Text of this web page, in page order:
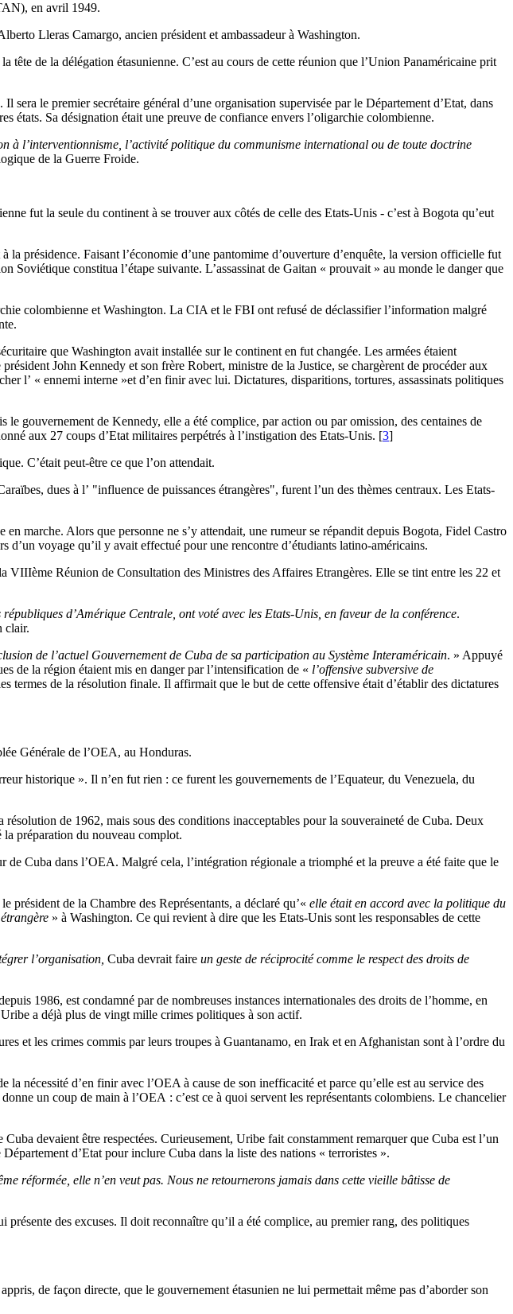
en avril 1949.
Lleras Camargo, ancien président et ambassadeur à Washington.
de la délégation étasunienne. C’est au cours de cette réunion que l’Union Panaméricaine prit
le premier secrétaire général d’une organisation supervisée par le Département d’Etat, dans
états. Sa désignation était une preuve de confiance envers l’oligarchie colombienne.
à l’interventionnisme, l’activité politique du communisme international ou de toute doctrine
de la Guerre Froide.
fut la seule du continent à se trouver aux côtés de celle des Etats-Unis - c’est à Bogota qu’eut
présidence. Faisant l’économie d’une pantomime d’ouverture d’enquête, la version officielle fut
Soviétique constitua l’étape suivante. L’assassinat de Gaitan « prouvait » au monde le danger que
colombienne et Washington. La CIA et le FBI ont refusé de déclassifier l’information malgré
que Washington avait installée sur le continent en fut changée. Les armées étaient
John Kennedy et son frère Robert, ministre de la Justice, se chargèrent de procéder aux
l’ « ennemi interne »et d’en finir avec lui. Dictatures, disparitions, tortures, assassinats politiques
gouvernement de Kennedy, elle a été complice, par action ou par omission, des centaines de
aux 27 coups d’Etat militaires perpétrés à l’instigation des Etats-Unis. [3]
C’était peut-être ce que l’on attendait.
dues à l’ "influence de puissances étrangères", furent l’un des thèmes centraux. Les Etats-
marche. Alors que personne ne s’y attendait, une rumeur se répandit depuis Bogota, Fidel Castro
voyage qu’il y avait effectué pour une rencontre d’étudiants latino-américains.
Réunion de Consultation des Ministres des Affaires Etrangères. Elle se tint entre les 22 et
d’Amérique Centrale, ont voté avec les Etats-Unis, en faveur de la conférence.
clair.
de l’actuel Gouvernement de Cuba de sa participation au Système Interaméricain. » Appuyé
de la région étaient mis en danger par l’intensification de « l’offensive subversive de
termes de la résolution finale. Il affirmait que le but de cette offensive était d’établir des dictatures
Générale de l’OEA, au Honduras.
historique ». Il n’en fut rien : ce furent les gouvernements de l’Equateur, du Venezuela, du
de 1962, mais sous des conditions inacceptables pour la souveraineté de Cuba. Deux
préparation du nouveau complot.
Cuba dans l’OEA. Malgré cela, l’intégration régionale a triomphé et la preuve a été faite que le
président de la Chambre des Représentants, a déclaré qu’« elle était en accord avec la politique du
» à Washington. Ce qui revient à dire que les Etats-Unis sont les responsables de cette
l’organisation, Cuba devrait faire un geste de réciprocité comme le respect des droits de
1986, est condamné par de nombreuses instances internationales des droits de l’homme, en
a déjà plus de vingt mille crimes politiques à son actif.
et les crimes commis par leurs troupes à Guantanamo, en Irak et en Afghanistan sont à l’ordre du
nécessité d’en finir avec l’OEA à cause de son inefficacité et parce qu’elle est au service des
un coup de main à l’OEA : c’est ce à quoi servent les représentants colombiens. Le chancelier
Cuba devaient être respectées. Curieusement, Uribe fait constamment remarquer que Cuba est l’un
d’Etat pour inclure Cuba dans la liste des nations « terroristes ».
réformée, elle n’en veut pas. Nous ne retournerons jamais dans cette vieille bâtisse de
des excuses. Il doit reconnaître qu’il a été complice, au premier rang, des politiques
de façon directe, que le gouvernement étasunien ne lui permettait même pas d’aborder son